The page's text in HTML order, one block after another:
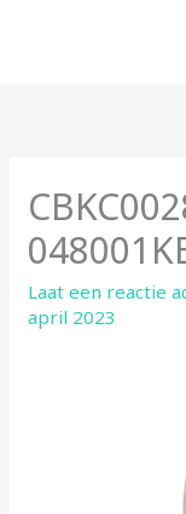
Laat een reactie
april 2023